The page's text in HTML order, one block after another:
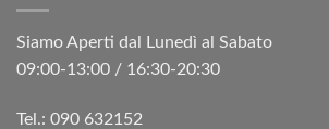
Siamo Aperti dal Lunedì al Sabato
09:00-13:00 / 16:30-20:30
Tel.: 090 632152